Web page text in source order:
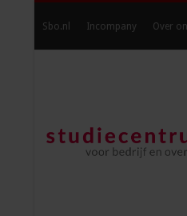
Sbo.nl Incompany Over